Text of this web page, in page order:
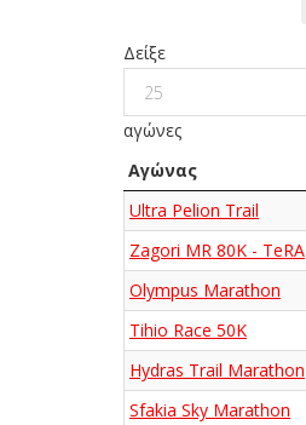
Δείξε
αγώνες
Αγώνας
Ultra Pelion Trail
Zagori MR 80K - TeRA
Olympus Marathon
Tihio Race 50K
Hydras Trail Marathon
Sfakia Sky Marathon